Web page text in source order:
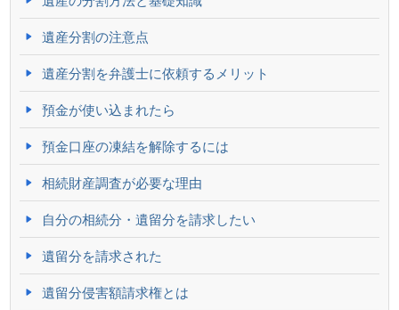
遺産分割の注意点
遺産分割を弁護士に依頼するメリット
預金が使い込まれたら
預金口座の凍結を解除するには
相続財産調査が必要な理由
自分の相続分・遺留分を請求したい
遺留分を請求された
遺留分侵害額請求権とは